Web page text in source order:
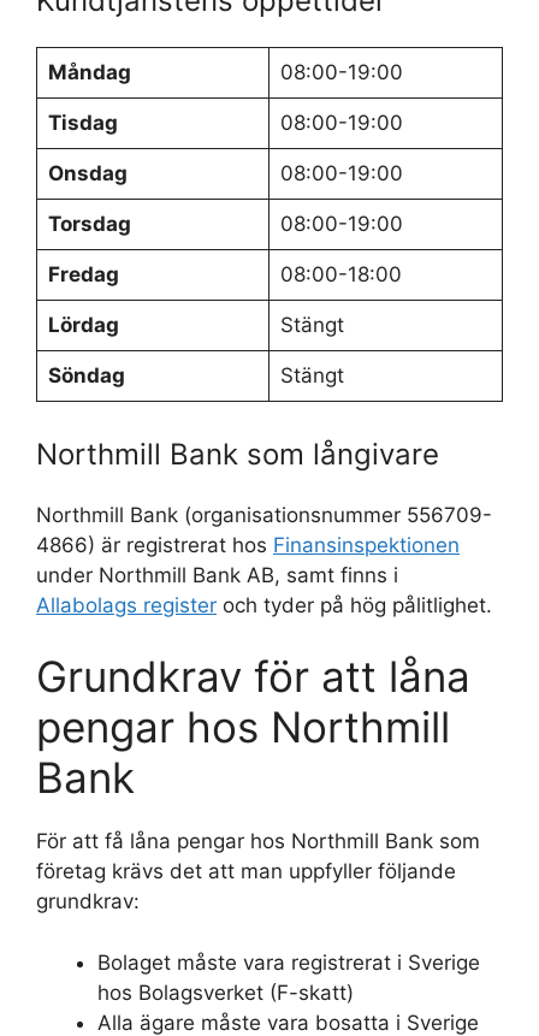
Måndag 08:00-19:00
Tisdag 08:00-19:00
Onsdag 08:00-19:00
Torsdag 08:00-19:00
Fredag 08:00-18:00
Lördag Stängt
Söndag Stängt
Northmill Bank som långivare
Northmill Bank (organisationsnummer 556709-
4866) är registrerat hos Finansinspektionen
under Northmill Bank AB, samt finns i
Allabolags register och tyder på hög pålitlighet.
Grundkrav för att låna
pengar hos Northmill
Bank
För att få låna pengar hos Northmill Bank som
företag krävs det att man uppfyller följande
grundkrav:
Bolaget måste vara registrerat i Sverige
hos Bolagsverket (F-skatt)
Alla ägare måste vara bosatta i Sverige